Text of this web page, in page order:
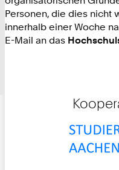
Personen, die dies nicht
innerhalb einer Woche
E-Mail an das